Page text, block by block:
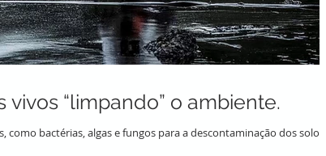
“limpando” o ambiente.
bactérias, algas e fungos para a descontaminação dos solos e